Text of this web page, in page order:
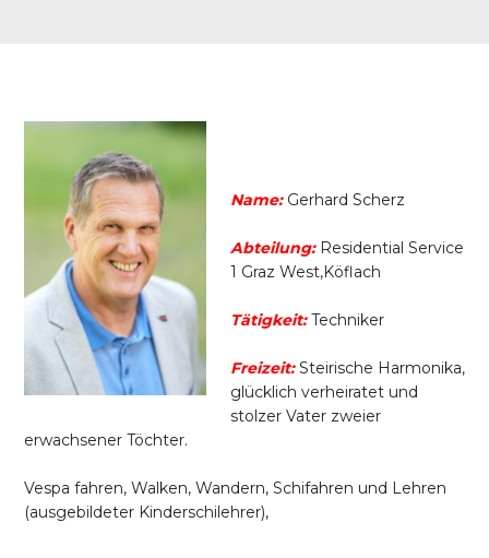
Name: Gerhard Scherz
Abteilung: Residential Service
1 Graz West,Köflach
Tätigkeit:Techniker
Freizeit:Steirische Harmonika,
glücklich verheiratet und
stolzer Vater zweier
erwachsener Töchter.
Vespa fahren, Walken, Wandern, Schifahren und Lehren
(ausgebildeter Kinderschilehrer),